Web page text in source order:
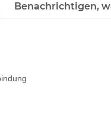
Benachrichtigen,